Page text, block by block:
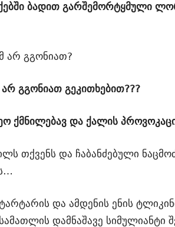
ბადით გარშემორტყმული
არ გგონიათ?
არ გგონიათ გეკითხებით???
ქმნილებავ და ქალის
თქვენს და ჩაბანძებული
და ამდენის ენის
დამნაშავე